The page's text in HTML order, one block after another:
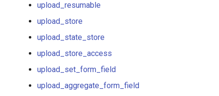
ftpclient
global-throttle
healthcheck
upload_resumable
upload_store
upload_state_store
upload_store_access
upload_set_form_field
upload_aggregate_form_field